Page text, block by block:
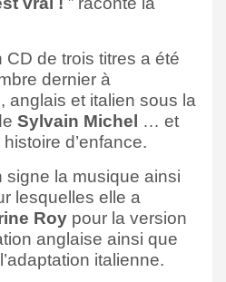
CD de trois titres a été
dernier à
anglais et italien sous la
Sylvain Michel … et
d’enfance.
signe la musique ainsi
lesquelles elle a
Roy pour la version
anglaise ainsi que
italienne.